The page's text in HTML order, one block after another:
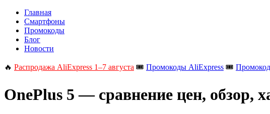
Главная
Смартфоны
Промокоды
Блог
Новости
🔥 Распродажа AliExpress 1–7 августа 🎟️ Промокоды AliExpress 🎟️
OnePlus 5 — сравнение цен, обзор,